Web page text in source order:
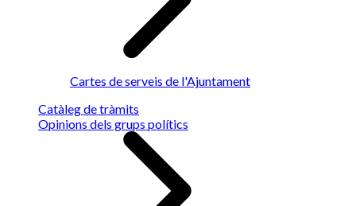
Cartes de serveis de l'Ajuntament
Catàleg de tràmits
Opinions dels grups polítics